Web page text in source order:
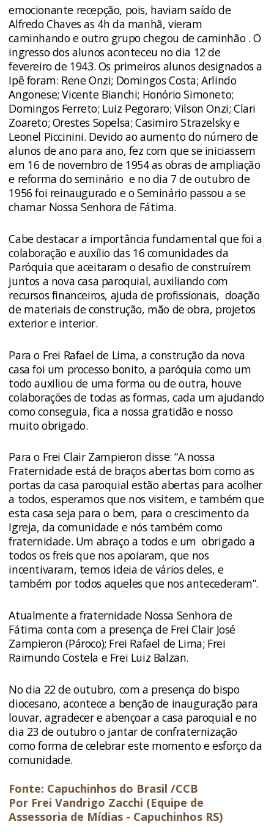
emocionante recepção, pois, haviam saído de
Alfredo Chaves as 4h da manhã, vieram
caminhando e outro grupo chegou de caminhão . O
ingresso dos alunos aconteceu no dia 12 de
fevereiro de 1943. Os primeiros alunos designados a
Ipê foram: Rene Onzi; Domingos Costa; Arlindo
Angonese; Vicente Bianchi; Honório Simoneto;
Domingos Ferreto; Luiz Pegoraro; Vilson Onzi; Clari
Zoareto; Orestes Sopelsa; Casimiro Strazelsky e
Leonel Piccinini. Devido ao aumento do número de
alunos de ano para ano, fez com que se iniciassem
em 16 de novembro de 1954 as obras de ampliação
e reforma do seminário e no dia 7 de outubro de
1956 foi reinaugurado e o Seminário passou a se
chamar Nossa Senhora de Fátima.
Cabe destacar a importância fundamental que foi a
colaboração e auxílio das 16 comunidades da
Paróquia que aceitaram o desafio de construírem
juntos a nova casa paroquial, auxiliando com
recursos financeiros, ajuda de profissionais, doação
de materiais de construção, mão de obra, projetos
exterior e interior.
Para o Frei Rafael de Lima, a construção da nova
casa foi um processo bonito, a paróquia como um
todo auxiliou de uma forma ou de outra, houve
colaborações de todas as formas, cada um ajudando
como conseguia, fica a nossa gratidão e nosso
muito obrigado.
Para o Frei Clair Zampieron disse: “A nossa
Fraternidade está de braços abertas bom como as
portas da casa paroquial estão abertas para acolher
a todos, esperamos que nos visitem, e também que
esta casa seja para o bem, para o crescimento da
Igreja, da comunidade e nós também como
fraternidade. Um abraço a todos e um obrigado a
todos os freis que nos apoiaram, que nos
incentivaram, temos ideia de vários deles, e
também por todos aqueles que nos antecederam”.
Atualmente a fraternidade Nossa Senhora de
Fátima conta com a presença de Frei Clair José
Zampieron (Pároco); Frei Rafael de Lima; Frei
Raimundo Costela e Frei Luiz Balzan.
No dia 22 de outubro, com a presença do bispo
diocesano, acontece a benção de inauguração para
louvar, agradecer e abençoar a casa paroquial e no
dia 23 de outubro o jantar de confraternização
como forma de celebrar este momento e esforço da
comunidade.
Fonte: Capuchinhos do Brasil /CCB
Por Frei Vandrigo Zacchi (Equipe de
Assessoria de Mídias - Capuchinhos RS)